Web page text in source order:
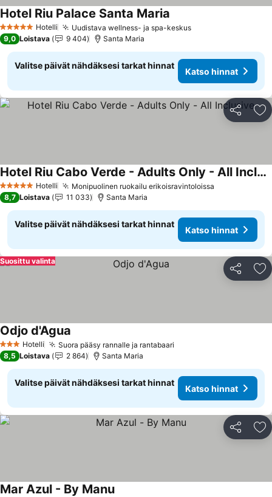
5 Tähtiluokitus
Hotelli Uudistava wellness- ja spa-keskus
Hotel Riu Palace Santa Maria
9,0 Loistava 9 404 Santa Maria
Valitse päivät nähdäksesi tarkat hinnat
Katso hinnat
Jaa
5 Tähtiluokitus
Hotelli Monipuolinen ruokailu erikoisravintoloissa
Hotel Riu Cabo Verde - Adults Only - All Inclusive
8,7 Loistava 11 033 Santa Maria
Valitse päivät nähdäksesi tarkat hinnat
Katso hinnat
Jaa
Suosittu valinta
3 Tähtiluokitus
Hotelli Suora pääsy rannalle ja rantabaari
Odjo d'Agua
8,5 Loistava 2 864 Santa Maria
Valitse päivät nähdäksesi tarkat hinnat
Katso hinnat
Jaa
Mar Azul - By Manu